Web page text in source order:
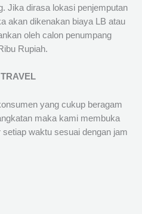
Jika dirasa lokasi penjemputan
akan dikenakan biaya LB atau
oleh calon penumpang
Rupiah.
yang cukup beragam
maka kami membuka
waktu sesuai dengan jam